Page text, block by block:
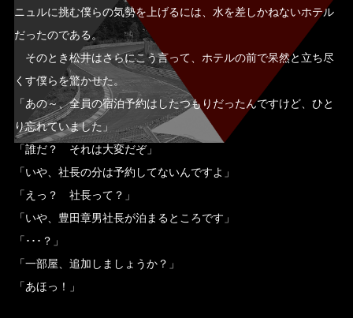
ニュルに挑む僕らの気勢を上げるには、水を差しかねないホテル
だったのである。
そのとき松井はさらにこう言って、ホテルの前で呆然と立ち尽
くす僕らを驚かせた。
「あの～、全員の宿泊予約はしたつもりだったんですけど、ひと
り忘れていました」
「誰だ？ それは大変だぞ」
「いや、社長の分は予約してないんですよ」
「えっ？ 社長って？」
「いや、豊田章男社長が泊まるところです」
「･･･？」
「一部屋、追加しましょうか？」
「あほっ！」